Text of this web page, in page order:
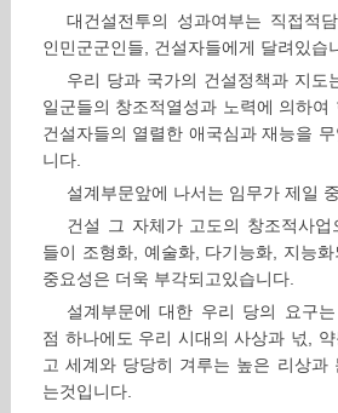
대건설전투의 성과여부는 직접적
인민군군인들, 건설자들에게 달려있습
우리 당과 국가의 건설정책과 지도
일군들의 창조적열성과 노력에 의하여
건설자들의 열렬한 애국심과 재능을
니다.
설계부문앞에 나서는 임무가 제일
건설 그 자체가 고도의 창조적사
들이 조형화, 예술화, 다기능화, 지능
중요성은 더욱 부각되고있습니다.
설계부문에 대한 우리 당의 요구
점 하나에도 우리 시대의 사상과 넋,
고 세계와 당당히 겨루는 높은 리상과
는것입니다.